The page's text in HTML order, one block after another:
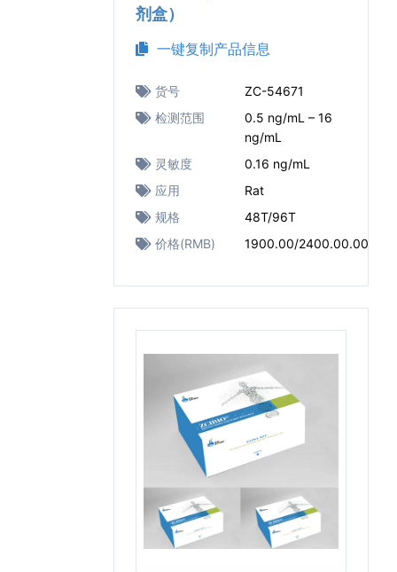
剂盒）
一键复制产品信息
货号
ZC-54671
检测范围
0.5 ng/mL – 16
ng/mL
灵敏度
0.16 ng/mL
应用
Rat
规格
48T/96T
价格(RMB)
1900.00/2400.00.00